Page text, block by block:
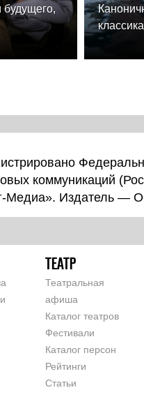
коммуникаций
Медиа». Издатель —
ТЕАТР
Театральная
афиша
Каталог театров
Фестивали
Каталог персон
Рейтинги
Статьи